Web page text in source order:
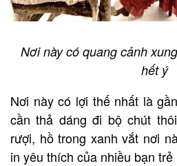
Nơi này có quang cảnh
hết ý
Nơi này có lợi thế nhất là
cần thả dáng đi bộ chút
rượi, hồ trong xanh vắt nơi
in yêu thích của nhiều bạn